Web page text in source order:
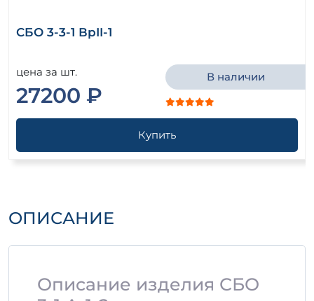
СБО 3-3-1 ВрII-1
цена за шт.
27200 ₽
В наличии
Купить
ОПИСАНИЕ
Описание изделия СБО